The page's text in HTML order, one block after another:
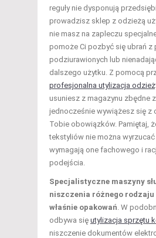
reguły nie dysponują
prowadzisz sklep z odzieżą
nie masz na zapleczu
pomoże Ci pozbyć się ubrań z
podziurawionych lub
dalszego użytku. Z pomocą
profesjonalna utylizacja
usuniesz z magazynu zbędne
jednocześnie wywiążesz się z
Tobie obowiązków. Pamiętaj,
tekstyliów nie można wyrzucać
wymagają one fachowego i
podejścia.
Specjalistyczne maszyny
niszczenia różnego
właśnie opakowań . W
odbywa się utylizacja sprzętu
niszczenie dokumentów